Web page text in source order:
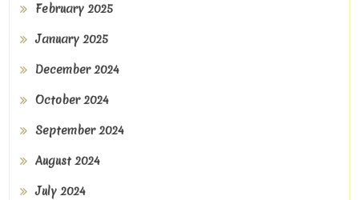
February 2025
January 2025
December 2024
October 2024
September 2024
August 2024
July 2024